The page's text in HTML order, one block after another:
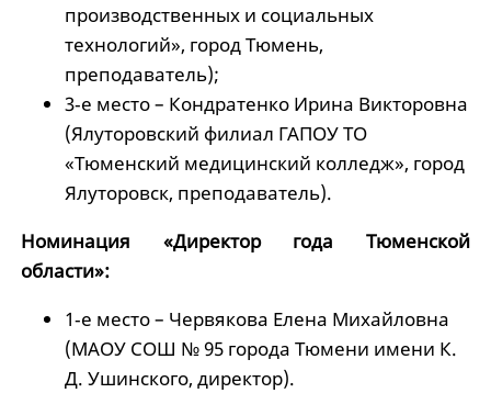
производственных и социальных
технологий», город Тюмень,
преподаватель);
3‑е место – Кондратенко Ирина Викторовна
(Ялуторовский филиал ГАПОУ ТО
«Тюменский медицинский колледж», город
Ялуторовск, преподаватель).
Номинация «Директор года Тюменской
области»:
1‑е место – Червякова Елена Михайловна
(МАОУ СОШ № 95 города Тюмени имени К.
Д. Ушинского, директор).